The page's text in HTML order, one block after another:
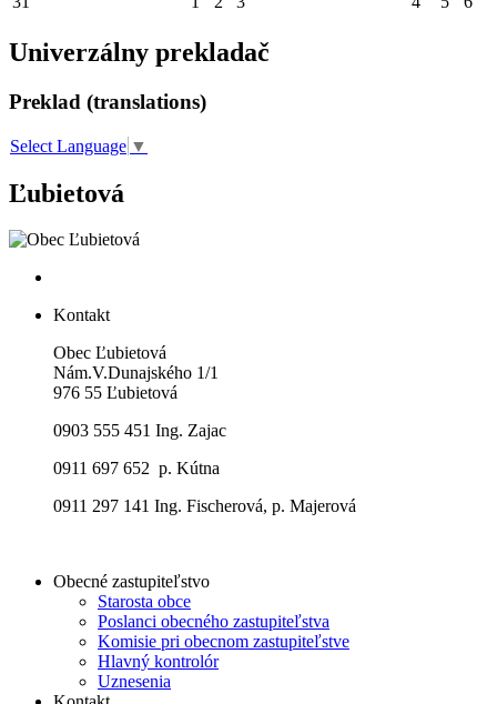
Univerzálny prekladač
Preklad (translations)
Select Language ▼
Ľubietová
Kontakt
Obec Ľubietová
Nám.V.Dunajského 1/1
976 55 Ľubietová
0903 555 451 Ing. Zajac
0911 697 652 p. Kútna
0911 297 141 Ing. Fischerová, p. Majerová
Obecné zastupiteľstvo
Starosta obce
Poslanci obecného zastupiteľstva
Komisie pri obecnom zastupiteľstve
Hlavný kontrolór
Uznesenia